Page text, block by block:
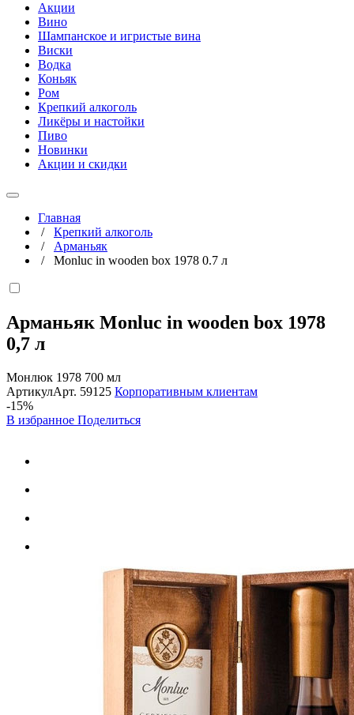
Акции
Вино
Шампанское и игристые вина
Виски
Водка
Коньяк
Ром
Крепкий алкоголь
Ликёры и настойки
Пиво
Новинки
Акции и скидки
Главная
/ Крепкий алкоголь
/ Арманьяк
/ Monluc in wooden box 1978 0.7 л
Арманьяк Monluc in wooden box 1978
0,7 л
Монлюк 1978 700 мл
АртикулАрт. 59125 Корпоративным клиентам
-15%
В избранное Поделиться